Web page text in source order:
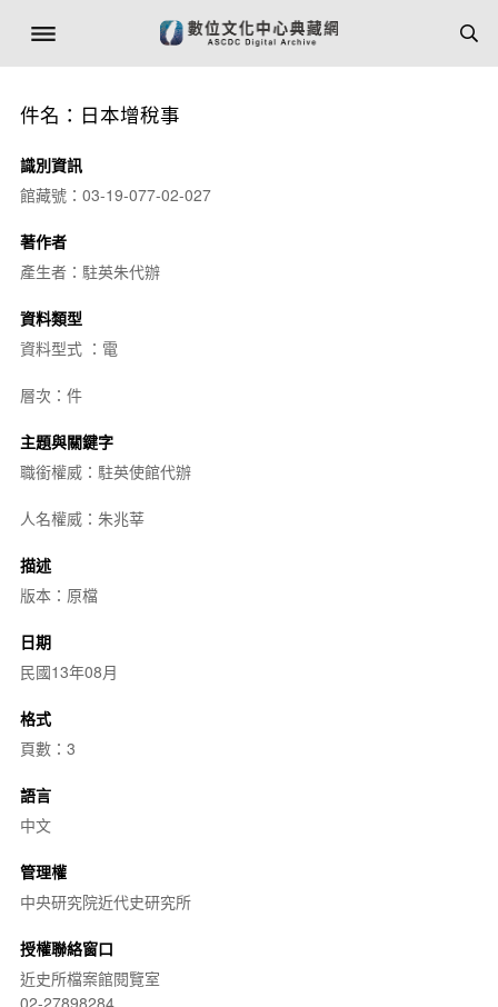
件名：日本增稅事
識別資訊
館藏號：03-19-077-02-027
著作者
產生者：駐英朱代辦
資料類型
資料型式 ：電
層次：件
主題與關鍵字
職銜權威：駐英使館代辦
人名權威：朱兆莘
描述
版本：原檔
日期
民國13年08月
格式
頁數：3
語言
中文
管理權
中央研究院近代史研究所
授權聯絡窗口
近史所檔案館閱覽室
02-27898284